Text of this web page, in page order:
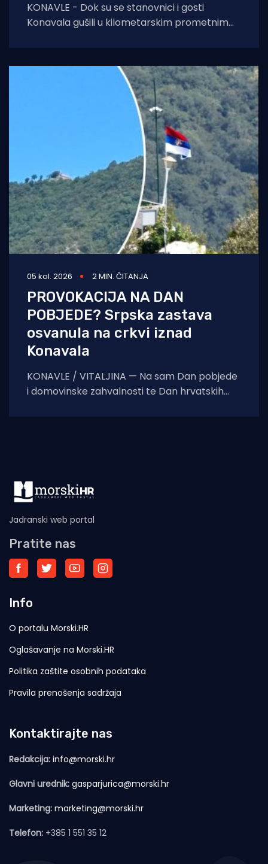
KONAVLE - Dok su se stanovnici i gosti
Konavala gušili u kilometarskim prometnim
05 kol. 2026 2 MIN. ČITANJA
PROVOKACIJA NA DAN
POBJEDE? Srpska zastava
osvanula na crkvi iznad
Konavala
KONAVLE / VITALJINA — Na sam Dan pobjede
i domovinske zahvalnosti te Dan hrvatskih
Jadranski web portal
Pratite nas
Info
O portalu Morski.HR
Oglašavanje na Morski.HR
Politika zaštite osobnih podataka
Pravila prenošenja sadržaja
Kontaktirajte nas
Redakcija: info@morski.hr
Glavni urednik: gasparjurica@morski.hr
Marketing: marketing@morski.hr
Telefon: +385 1 551 35 12